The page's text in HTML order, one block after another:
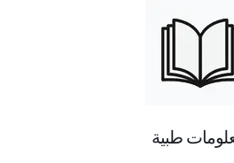
طبية